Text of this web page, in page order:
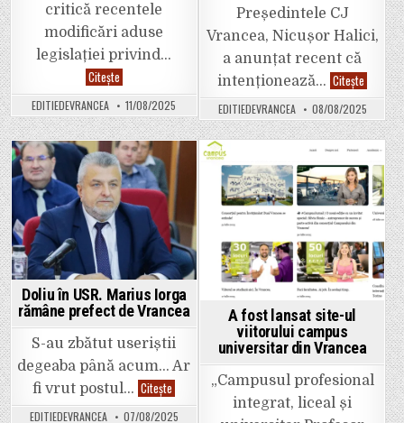
critică recentele
modificări aduse
legislației privind…
CiteșteAsociația
pentru
Proprietate
Privată
critică
recentele
modificări
aduse
legislației
privind
imobilele
confiscate
de
stat.
acum
înainte
se
limita
foarte
mult
restituirea
în
EDITIEDEVRANCEA 11/08/2025
Președintele CJ
Vrancea, Nicușor Halici,
a anunțat recent că
intenționează… Citește
(PNL)
a
mușcat
lui
Halici
și
l-
a
atacat
ca
să
mimeze
opoziția
față
de
PSD.
Halici
scos,
din
mânecă:
a
anunțat
EDITIEDEVRANCEA 08/08/2025
Posted
in
Doliu în USR. Marius Iorga
rămâne prefect de Vrancea
S-au zbătut useriștii
degeaba până acum… Ar
fi vrut postul… Citește
în
USR.
EDITIEDEVRANCEA 07/08/2025
Posted
in
A fost lansat site-ul
viitorului campus
universitar din Vrancea
„Campusul profesional
integrat, liceal și